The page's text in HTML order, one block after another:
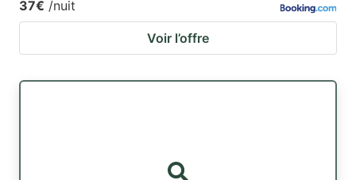
37€ /nuit
Voir l’offre